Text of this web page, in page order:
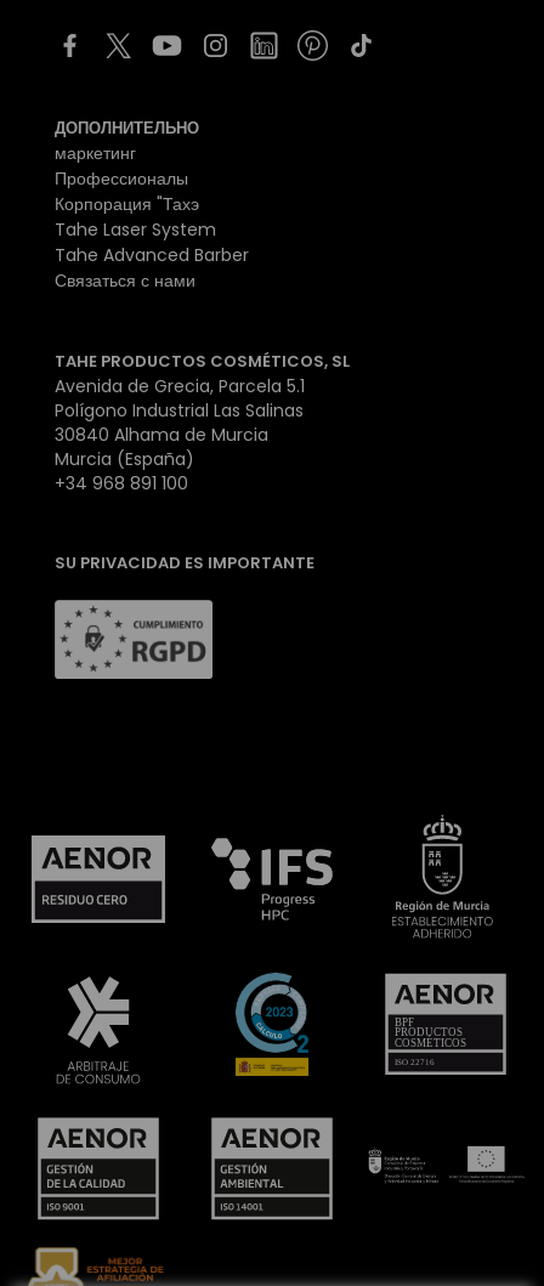
ДОПОЛНИТЕЛЬНО
маркетинг
Профессионалы
Корпорация "Тахэ
Tahe Laser System
Tahe Advanced Barber
Связаться с нами
TAHE PRODUCTOS COSMÉTICOS, SL
Avenida de Grecia, Parcela 5.1
Polígono Industrial Las Salinas
30840 Alhama de Murcia
Murcia (España)
+34 968 891 100
SU PRIVACIDAD ES IMPORTANTE